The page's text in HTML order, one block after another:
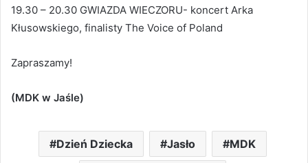
19.30 – 20.30 GWIAZDA WIECZORU- koncert Arka
Kłusowskiego, finalisty The Voice of Poland
Zapraszamy!
(MDK w Jaśle)
Dzień Dziecka Jasło MDK